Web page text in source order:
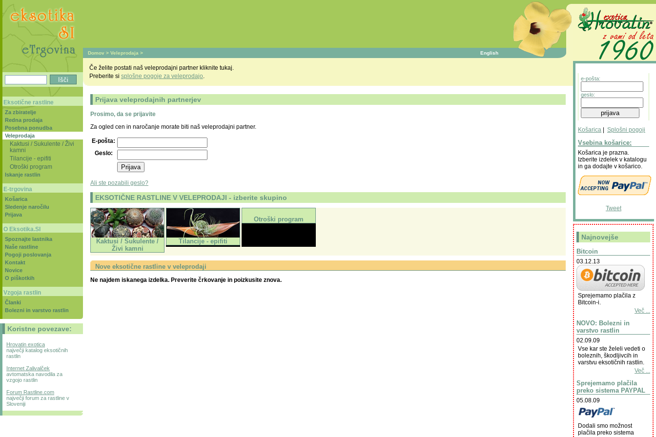
Domov > Veleprodaja > English
Če želite postati naš veleprodajni partner kliknite tukaj.
Preberite si splošne pogoje za veleprodajo.
Prijava veleprodajnih partnerjev
Prosimo, da se prijavite
Za ogled cen in naročanje morate biti naš veleprodajni partner.
E-pošta:
Geslo:
Ali ste pozabili geslo?
EKSOTIČNE RASTLINE V VELEPRODAJI - izberite skupino
Kaktusi / Sukulente /
Živi kamni
Tilancije - epifiti
Otroški program
Nove eksotične rastline v veleprodaji
Ne najdem iskanega izdelka. Preverite črkovanje in poizkusite znova.
e-pošta:
geslo:
Košarica Splošni pogoji
Vsebina košarice:
Košarica je prazna.
Izberite izdelek v katalogu
in ga dodajte v košarico.
Tweet
Najnovejše
Bitcoin
03.12.13
Sprejemamo plačila z
Bitcoin-i.
Več ...
NOVO: Bolezni in
varstvo rastlin
02.09.09
Vse kar ste želeli vedeti o
boleznih, škodljivcih in
varstvu eksotičnih rastlin.
Več ...
Sprejemamo plačila
preko sistema PAYPAL
05.08.09
Dodali smo možnost
plačila preko sistema
Eksotične rastline
Za zbiratelje
Redna prodaja
Posebna ponudba
Veleprodaja
Kaktusi / Sukulente / Živi
kamni
Tilancije - epifiti
Otroški program
Iskanje rastlin
E-trgovina
Košarica
Sledenje naročilu
Prijava
O Eksotika.SI
Spoznajte lastnika
Naše rastline
Pogoji poslovanja
Kontakt
Novice
O piškotkih
Vzgoja rastlin
Članki
Bolezni in varstvo rastlin
Koristne povezave:
Hrovatin exotica
največji katalog eksotičnih
rastlin
Internet Zalivalček
avtomatska navodila za
vzgojo rastlin
Forum Rastline.com
največji forum za rastline v
Sloveniji